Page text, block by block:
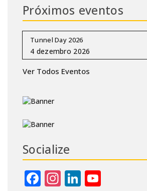
Próximos eventos
Tunnel Day 2026
Ver Todos Eventos
Socialize
Facebook
Instagram
LinkedIn